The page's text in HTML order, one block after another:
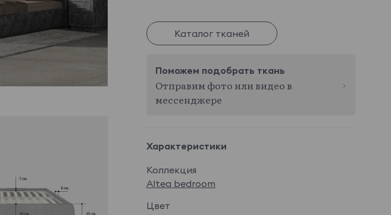
Каталог тканей
Поможем подобрать ткань
Отправим фото или видео в
мессенджере
Характеристики
Коллекция
Altea bedroom
Цвет